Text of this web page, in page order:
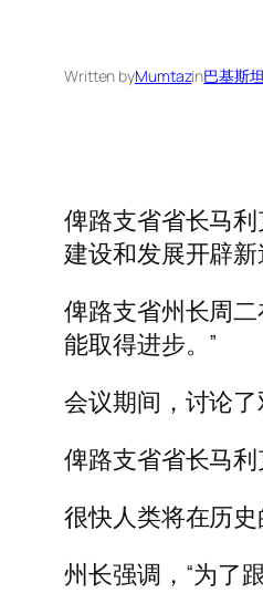
Written byMumtazin巴基斯坦
俾路支省省长马利
建设和发展开辟新
俾路支省州长周
能取得进步。”
会议期间，讨论
俾路支省省长马利
很快人类将在历
州长强调，“为了